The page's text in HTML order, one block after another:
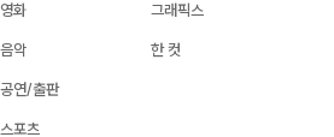
영화
음악
공연/출판
스포츠
그래픽스
한 컷